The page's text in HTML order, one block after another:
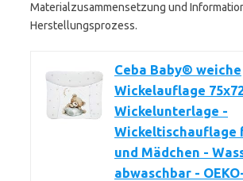
Materialzusammensetzung und
Herstellungsprozess.
Ceba Baby® weiche
Wickelauflage
Wickelunterlage -
Wickeltischauflage
und Mädchen -
abwaschbar -